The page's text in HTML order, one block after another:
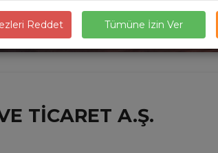
TICARET A.Ş.
Reddet Tümüne İzin Ver